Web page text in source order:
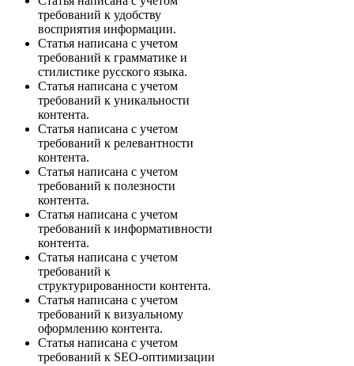
требований к удобству
восприятия информации.
Статья написана с учетом
требований к грамматике и
стилистике русского языка.
Статья написана с учетом
требований к уникальности
контента.
Статья написана с учетом
требований к релевантности
контента.
Статья написана с учетом
требований к полезности
контента.
Статья написана с учетом
требований к информативности
контента.
Статья написана с учетом
требований к
структурированности контента.
Статья написана с учетом
требований к визуальному
оформлению контента.
Статья написана с учетом
требований к SEO-оптимизации